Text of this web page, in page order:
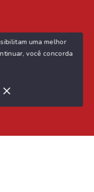
- Todos os
uma melhor
você concorda